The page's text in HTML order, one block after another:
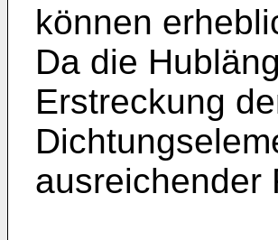
können
Da die
Erstreckung
ausreichender